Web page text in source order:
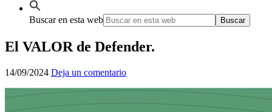
Buscar en esta web
El VALOR de Defender.
14/09/2024 Deja un comentario